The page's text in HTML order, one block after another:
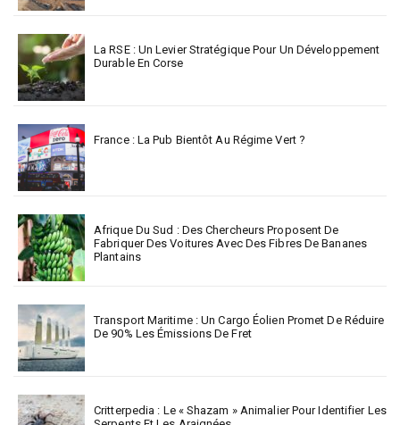
La RSE : Un Levier Stratégique Pour Un Développement
Durable En Corse
France : La Pub Bientôt Au Régime Vert ?
Afrique Du Sud : Des Chercheurs Proposent De
Fabriquer Des Voitures Avec Des Fibres De Bananes
Plantains
Transport Maritime : Un Cargo Éolien Promet De Réduire
De 90% Les Émissions De Fret
Critterpedia : Le « Shazam » Animalier Pour Identifier Les